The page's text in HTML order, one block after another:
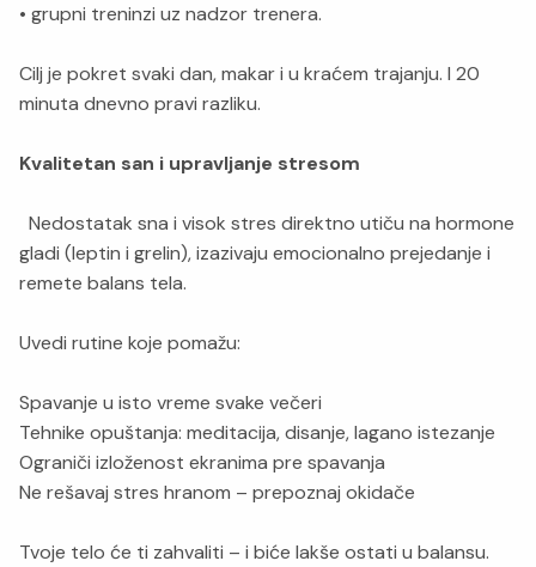
• grupni treninzi uz nadzor trenera.
Cilj je pokret svaki dan, makar i u kraćem trajanju. I 20
minuta dnevno pravi razliku.
Kvalitetan san i upravljanje stresom
Nedostatak sna i visok stres direktno utiču na hormone
gladi (leptin i grelin), izazivaju emocionalno prejedanje i
remete balans tela.
Uvedi rutine koje pomažu:
Spavanje u isto vreme svake večeri
Tehnike opuštanja: meditacija, disanje, lagano istezanje
Ograniči izloženost ekranima pre spavanja
Ne rešavaj stres hranom – prepoznaj okidače
Tvoje telo će ti zahvaliti – i biće lakše ostati u balansu.